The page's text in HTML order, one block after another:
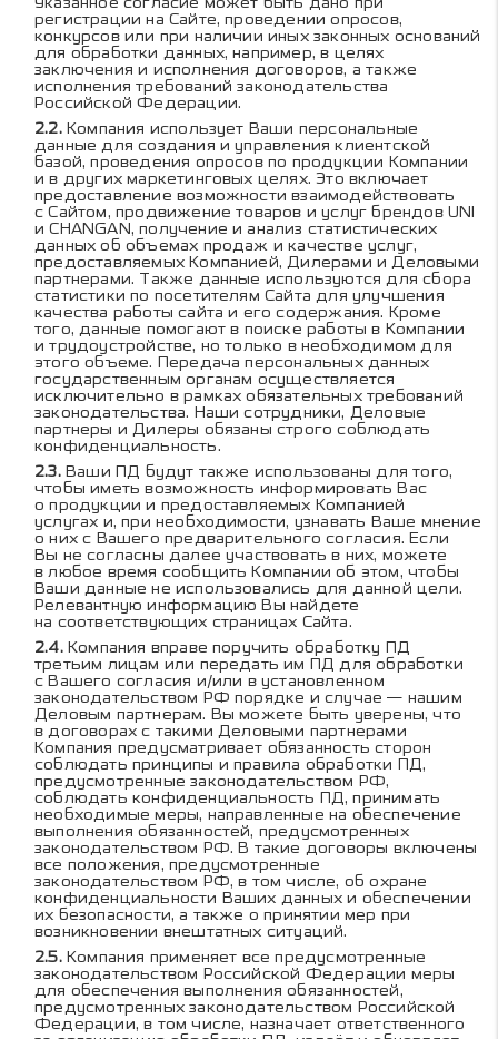
регистрации на Сайте, проведении опросов,
конкурсов или при наличии иных законных оснований
для обработки данных, например, в целях
заключения и исполнения договоров, а также
исполнения требований законодательства
Российской Федерации.
Компания использует Ваши персональные
данные для создания и управления клиентской
базой, проведения опросов по продукции Компании
и в других маркетинговых целях. Это включает
предоставление возможности взаимодействовать
с Сайтом, продвижение товаров и услуг брендов UNI
и CHANGAN, получение и анализ статистических
данных об объемах продаж и качестве услуг,
предоставляемых Компанией, Дилерами и Деловыми
партнерами. Также данные используются для сбора
статистики по посетителям Сайта для улучшения
качества работы сайта и его содержания. Кроме
того, данные помогают в поиске работы в Компании
и трудоустройстве, но только в необходимом для
этого объеме. Передача персональных данных
государственным органам осуществляется
исключительно в рамках обязательных требований
законодательства. Наши сотрудники, Деловые
партнеры и Дилеры обязаны строго соблюдать
конфиденциальность.
Ваши ПД будут также использованы для того,
чтобы иметь возможность информировать Вас
о продукции и предоставляемых Компанией
услугах и, при необходимости, узнавать Ваше мнение
о них с Вашего предварительного согласия. Если
Вы не согласны далее участвовать в них, можете
в любое время сообщить Компании об этом, чтобы
Ваши данные не использовались для данной цели.
Релевантную информацию Вы найдете
на соответствующих страницах Сайта.
Компания вправе поручить обработку ПД
третьим лицам или передать им ПД для обработки
с Вашего согласия и/или в установленном
законодательством РФ порядке и случае — нашим
Деловым партнерам. Вы можете быть уверены, что
в договорах с такими Деловыми партнерами
Компания предусматривает обязанность сторон
соблюдать принципы и правила обработки ПД,
предусмотренные законодательством РФ,
соблюдать конфиденциальность ПД, принимать
необходимые меры, направленные на обеспечение
выполнения обязанностей, предусмотренных
законодательством РФ. В такие договоры включены
все положения, предусмотренные
законодательством РФ, в том числе, об охране
конфиденциальности Ваших данных и обеспечении
их безопасности, а также о принятии мер при
возникновении внештатных ситуаций.
Компания применяет все предусмотренные
законодательством Российской Федерации меры
для обеспечения выполнения обязанностей,
предусмотренных законодательством Российской
Федерации, в том числе, назначает ответственного